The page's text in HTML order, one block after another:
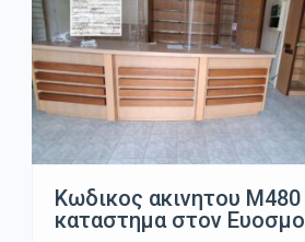
Κωδικος ακινητου Μ480
καταστημα στον Ευοσμο